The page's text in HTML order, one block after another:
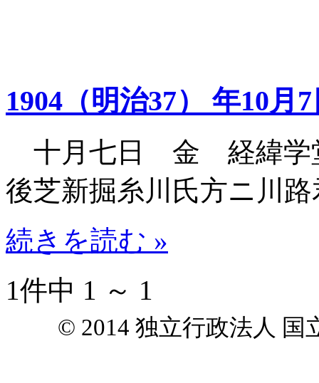
1904（明治37） 年10月
十月七日 金 経緯学
後芝新掘糸川氏方ニ川
続きを読む »
1件中 1 ～ 1
© 2014 独立行政法人 国